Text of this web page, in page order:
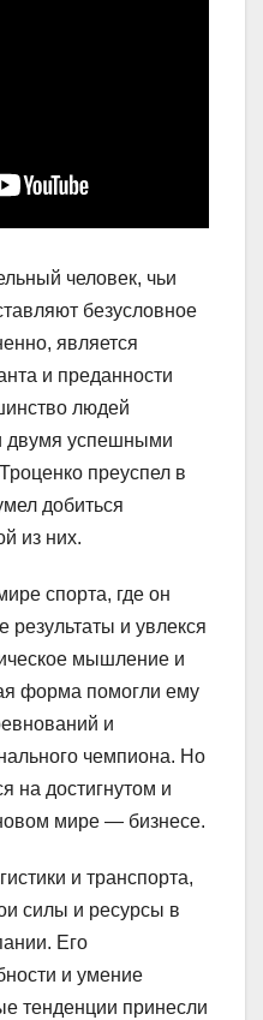
человек, чьи
безусловное
является
и преданности
людей
двумя успешными
преуспел в
добиться
из них.
спорта, где он
и увлекся
мышление и
форма помогли ему
и
чемпиона. Но
на достигнутом и
мире — бизнесе.
и транспорта,
силы и ресурсы в
Его
и умение
тенденции принесли